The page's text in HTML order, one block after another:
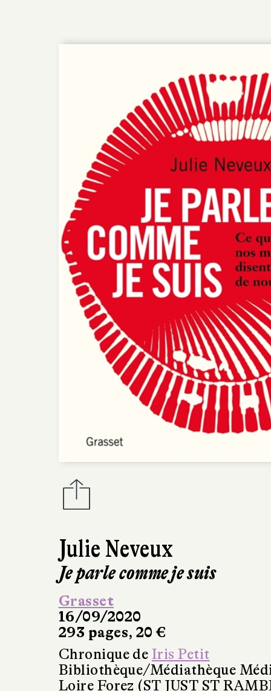
Julie Neveux
Je parle comme je suis
Grasset
16/09/2020
293 pages, 20 €
Chronique de Iris Petit
Bibliothèque/Médiathèque
Loire Forez (ST JUST ST